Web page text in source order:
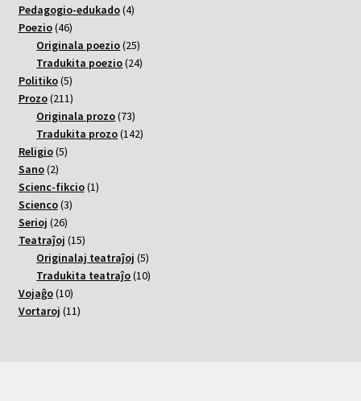
varoj
Pedagogio-edukado 44
Poezio 4646
varoj
Originala poezio 2525
varoj
Tradukita poezio 2424
Politiko 55
varoj
Prozo 211211
varoj
Originala prozo 7373
varoj
Tradukita prozo 142142
Religio 55
Sano 22
varoj
Scienc-fikcio 11
Scienco 33
Serioj 2626
varoj
Teatraĵoj 1515
varoj
Originalaj teatraĵoj 55
varoj
Tradukita teatraĵo 1010
Vojaĝo 1010
varoj
Vortaroj 1111